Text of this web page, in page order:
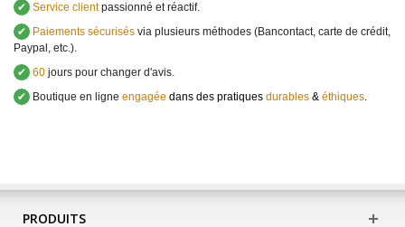
✔ Service clientpassionné et réactif.
✔
Paiements sécurisés via plusieurs méthodes (Bancontact, carte de crédit,
Paypal, etc.).
✔ 60 jours pour changer d'avis.
✔
Boutique en ligne engagée dans des pratiques durables & éthiques.
PRODUITS